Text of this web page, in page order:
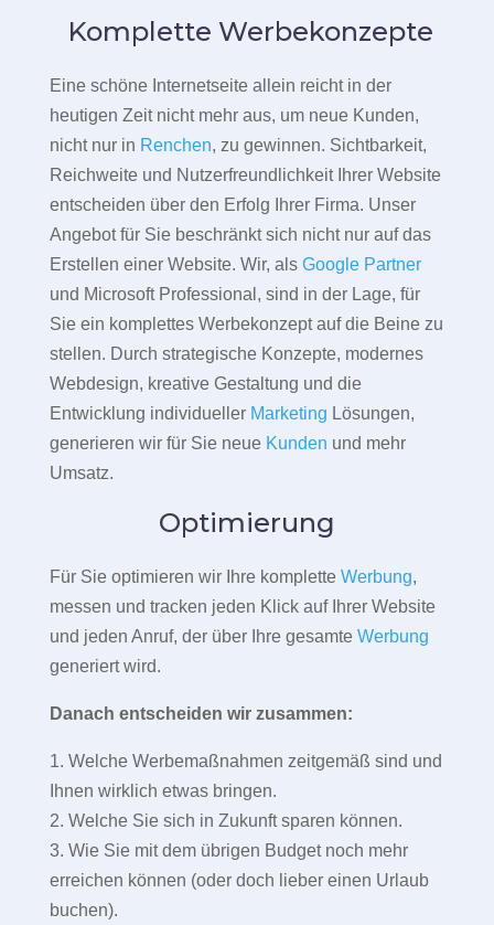
Komplette Werbekonzepte
Eine schöne Internetseite allein reicht in der
heutigen Zeit nicht mehr aus, um neue Kunden,
nicht nur in Renchen, zu gewinnen. Sichtbarkeit,
Reichweite und Nutzerfreundlichkeit Ihrer Website
entscheiden über den Erfolg Ihrer Firma. Unser
Angebot für Sie beschränkt sich nicht nur auf das
Erstellen einer Website. Wir, als Google Partner
und Microsoft Professional, sind in der Lage, für
Sie ein komplettes Werbekonzept auf die Beine zu
stellen. Durch strategische Konzepte, modernes
Webdesign, kreative Gestaltung und die
Entwicklung individueller Marketing Lösungen,
generieren wir für Sie neue Kunden und mehr
Umsatz.
Optimierung
Für Sie optimieren wir Ihre komplette Werbung,
messen und tracken jeden Klick auf Ihrer Website
und jeden Anruf, der über Ihre gesamte Werbung
generiert wird.
Danach entscheiden wir zusammen:
1. Welche Werbemaßnahmen zeitgemäß sind und
Ihnen wirklich etwas bringen.
2. Welche Sie sich in Zukunft sparen können.
3. Wie Sie mit dem übrigen Budget noch mehr
erreichen können (oder doch lieber einen Urlaub
buchen).